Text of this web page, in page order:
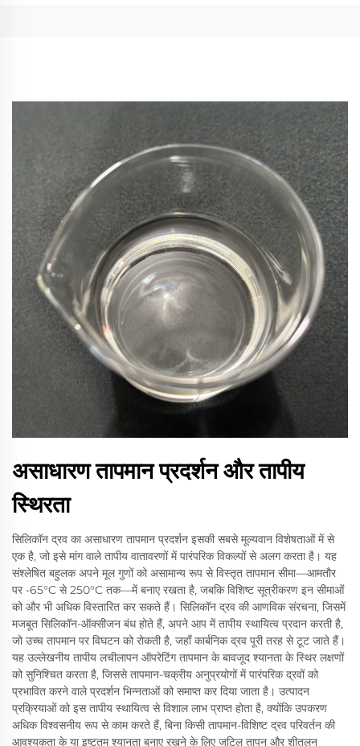
असाधारण तापमान प्रदर्शन और तापीय
स्थिरता
सिलिकॉन द्रव का असाधारण तापमान प्रदर्शन इसकी सबसे मूल्यवान विशेषताओं में से
एक है, जो इसे मांग वाले तापीय वातावरणों में पारंपरिक विकल्पों से अलग करता है। यह
संश्लेषित बहुलक अपने मूल गुणों को असामान्य रूप से विस्तृत तापमान सीमा—आमतौर
पर -65°C से 250°C तक—में बनाए रखता है, जबकि विशिष्ट सूत्रीकरण इन सीमाओं
को और भी अधिक विस्तारित कर सकते हैं। सिलिकॉन द्रव की आणविक संरचना, जिसमें
मजबूत सिलिकॉन-ऑक्सीजन बंध होते हैं, अपने आप में तापीय स्थायित्व प्रदान करती है,
जो उच्च तापमान पर विघटन को रोकती है, जहाँ कार्बनिक द्रव पूरी तरह से टूट जाते हैं।
यह उल्लेखनीय तापीय लचीलापन ऑपरेटिंग तापमान के बावजूद श्यानता के स्थिर लक्षणों
को सुनिश्चित करता है, जिससे तापमान-चक्रीय अनुप्रयोगों में पारंपरिक द्रवों को
प्रभावित करने वाले प्रदर्शन भिन्नताओं को समाप्त कर दिया जाता है। उत्पादन
प्रक्रियाओं को इस तापीय स्थायित्व से विशाल लाभ प्राप्त होता है, क्योंकि उपकरण
अधिक विश्वसनीय रूप से काम करते हैं, बिना किसी तापमान-विशिष्ट द्रव परिवर्तन की
आवश्यकता के या इष्टतम श्यानता बनाए रखने के लिए जटिल तापन और शीतलन